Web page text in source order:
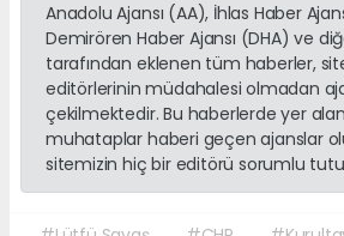
Anadolu Ajansı (AA), İhlas Haber
Demirören Haber Ajansı (DHA) ve
tarafından eklenen tüm haberler,
editörlerinin müdahalesi olmadan
çekilmektedir. Bu haberlerde yer
muhataplar haberi geçen ajanslar
sitemizin hiç bir editörü sorumlu